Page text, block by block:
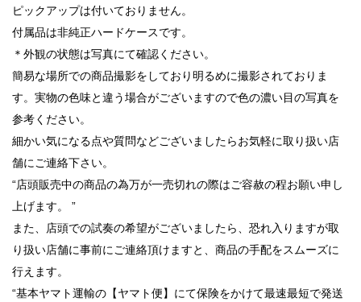
ピックアップは付いておりません。
付属品は非純正ハードケースです。
＊外観の状態は写真にて確認ください。
簡易な場所での商品撮影をしており明るめに撮影されておりま
す。実物の色味と違う場合がございますので色の濃い目の写真を
参考ください。
細かい気になる点や質問などございましたらお気軽に取り扱い店
舗にご連絡下さい。
“店頭販売中の商品の為万が一売切れの際はご容赦の程お願い申し
上げます。 ”
また、店頭での試奏の希望がございましたら、恐れ入りますが取
り扱い店舗に事前にご連絡頂けますと、商品の手配をスムーズに
行えます。
“基本ヤマト運輸の【ヤマト便】にて保険をかけて最速最短で発送